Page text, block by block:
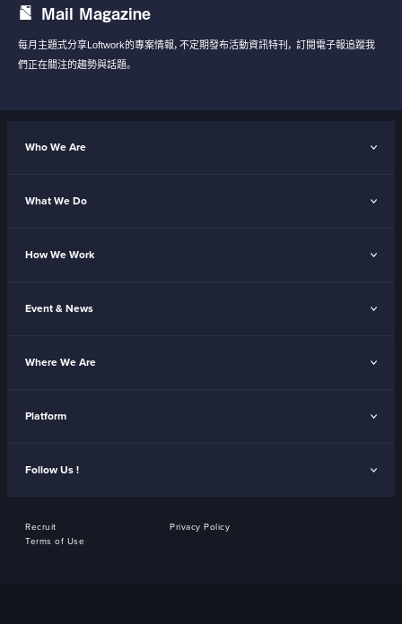
Mail Magazine
每月主題式分享Loftwork的專案情報，不定期發布活動資訊特刊， 訂閱電子報追蹤我
們正在關注的趨勢與話題。
Who We Are
What We Do
How We Work
Event & News
Where We Are
Platform
Follow Us !
Recruit
Privacy Policy
Terms of Use